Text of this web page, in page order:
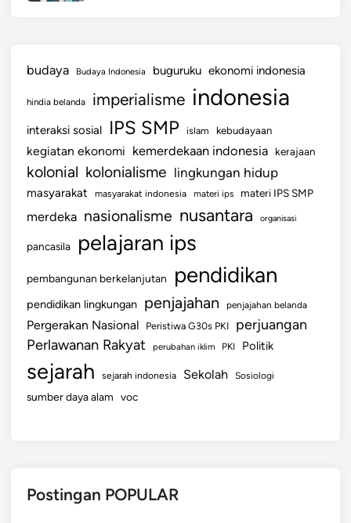
budaya Budaya Indonesia buguruku ekonomi indonesia
hindia belanda imperialisme indonesia
interaksi sosial IPS SMP islam kebudayaan
kegiatan ekonomi kemerdekaan indonesia kerajaan
kolonial kolonialisme lingkungan hidup
masyarakat masyarakat indonesia materi ips materi IPS SMP
merdeka nasionalisme nusantara organisasi
pancasila pelajaran ips
pembangunan berkelanjutan pendidikan
pendidikan lingkungan penjajahan penjajahan belanda
Pergerakan Nasional Peristiwa G30s PKI perjuangan
Perlawanan Rakyat perubahan iklim PKI Politik
sejarah sejarah indonesia Sekolah Sosiologi
sumber daya alam voc
Postingan POPULAR